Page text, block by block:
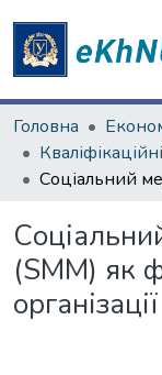
Головна
(SMM) як
організації